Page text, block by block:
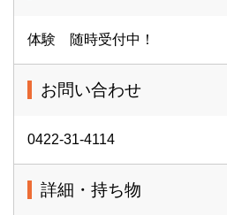
体験 随時受付中！
お問い合わせ
0422-31-4114
詳細・持ち物